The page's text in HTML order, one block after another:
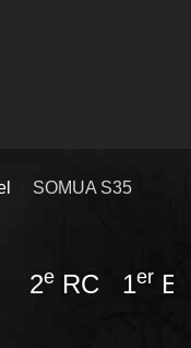
SOMUA S35
2e RC 1er